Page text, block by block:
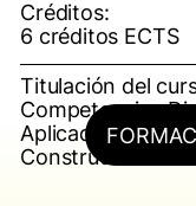
Créditos:
6 créditos ECTS
Titulación del
Competencias
Aplicadas a la
Construcción